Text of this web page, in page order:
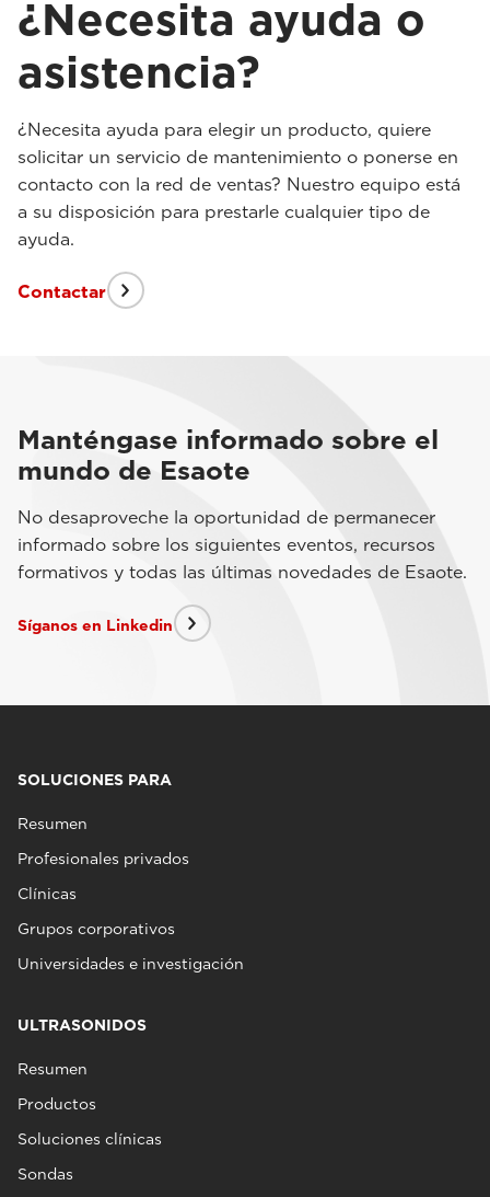
¿Necesita ayuda o
asistencia?
¿Necesita ayuda para elegir un producto, quiere
solicitar un servicio de mantenimiento o ponerse en
contacto con la red de ventas? Nuestro equipo está
a su disposición para prestarle cualquier tipo de
ayuda.
Contactar
Manténgase informado sobre el
mundo de Esaote
No desaproveche la oportunidad de permanecer
informado sobre los siguientes eventos, recursos
formativos y todas las últimas novedades de Esaote.
Síganos en Linkedin
SOLUCIONES PARA
Resumen
Profesionales privados
Clínicas
Grupos corporativos
Universidades e investigación
ULTRASONIDOS
Resumen
Productos
Soluciones clínicas
Sondas